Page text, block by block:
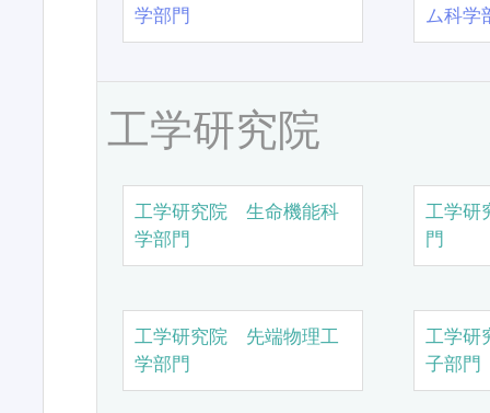
学部門
ム科学
工学研究院
工学研究院 生命機能科
学部門
工学研
門
工学研究院 先端物理工
学部門
工学研
子部門